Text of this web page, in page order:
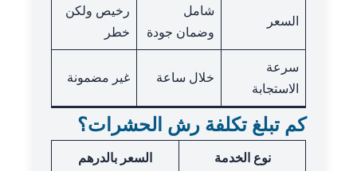
السعر
شامل
وضمان جودة
رخيص ولكن
خطر
سرعة
الاستجابة
خلال ساعة غير مضمونة
كم تبلغ تكلفة رش الحشرات؟
نوع الخدمة السعر بالدرهم